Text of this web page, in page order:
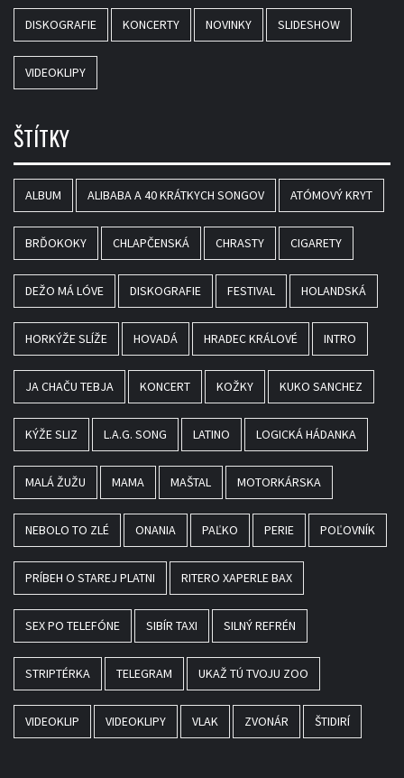
DISKOGRAFIE KONCERTY NOVINKY SLIDESHOW
VIDEOKLIPY
ŠTÍTKY
ALBUM ALIBABA A 40 KRÁTKYCH SONGOV ATÓMOVÝ KRYT
BRĎOKOKY CHLAPČENSKÁ CHRASTY CIGARETY
DEŽO MÁ LÓVE DISKOGRAFIE FESTIVAL HOLANDSKÁ
HORKÝŽE SLÍŽE HOVADÁ HRADEC KRÁLOVÉ INTRO
JA CHAČU TEBJA KONCERT KOŽKY KUKO SANCHEZ
KÝŽE SLIZ L.A.G. SONG LATINO LOGICKÁ HÁDANKA
MALÁ ŽUŽU MAMA MAŠTAL MOTORKÁRSKA
NEBOLO TO ZLÉ ONANIA PAĽKO PERIE POĽOVNÍK
PRÍBEH O STAREJ PLATNI RITERO XAPERLE BAX
SEX PO TELEFÓNE SIBÍR TAXI SILNÝ REFRÉN
STRIPTÉRKA TELEGRAM UKAŽ TÚ TVOJU ZOO
VIDEOKLIP VIDEOKLIPY VLAK ZVONÁR ŠTIDIRÍ